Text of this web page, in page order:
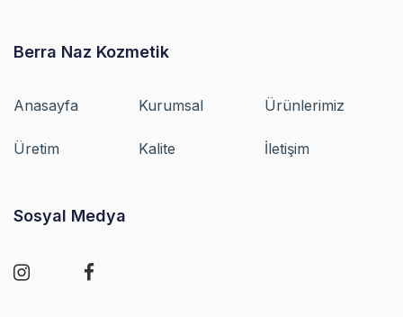
Berra Naz Kozmetik
Anasayfa Kurumsal Ürünlerimiz
Üretim Kalite İletişim
Sosyal Medya